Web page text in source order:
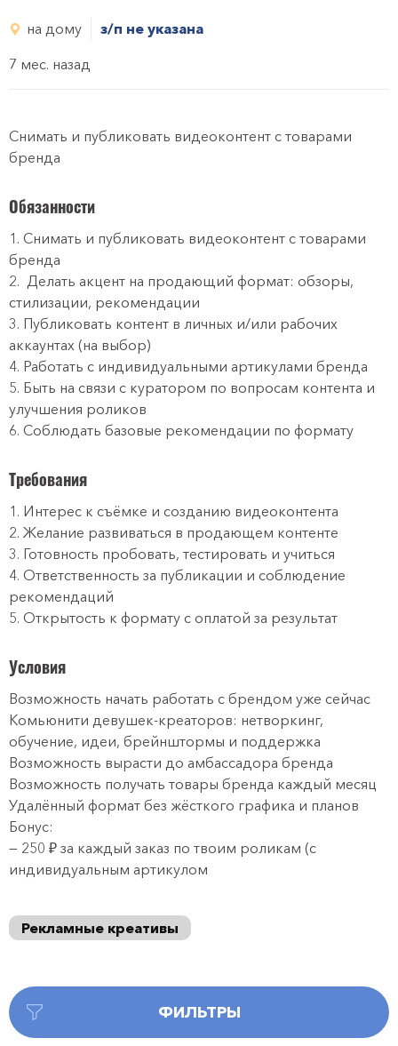
на дому
з/п не указана
7 мес. назад
Снимать и публиковать видеоконтент с товарами
бренда
Обязанности
1. Снимать и публиковать видеоконтент с товарами
бренда
2. Делать акцент на продающий формат: обзоры,
стилизации, рекомендации
3. Публиковать контент в личных и/или рабочих
аккаунтах (на выбор)
4. Работать с индивидуальными артикулами бренда
5. Быть на связи с куратором по вопросам контента и
улучшения роликов
6. Соблюдать базовые рекомендации по формату
Требования
1. Интерес к съёмке и созданию видеоконтента
2. Желание развиваться в продающем контенте
3. Готовность пробовать, тестировать и учиться
4. Ответственность за публикации и соблюдение
рекомендаций
5. Открытость к формату с оплатой за результат
Условия
Возможность начать работать с брендом уже сейчас
Комьюнити девушек-креаторов: нетворкинг,
обучение, идеи, брейнштормы и поддержка
Возможность вырасти до амбассадора бренда
Возможность получать товары бренда каждый месяц
Удалённый формат без жёсткого графика и планов
Бонус:
— 250 ₽ за каждый заказ по твоим роликам (с
индивидуальным артикулом
Рекламные креативы
ФИЛЬТРЫ